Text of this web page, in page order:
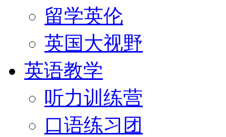
留学英伦
英国大视野
英语教学
听力训练营
口语练习团